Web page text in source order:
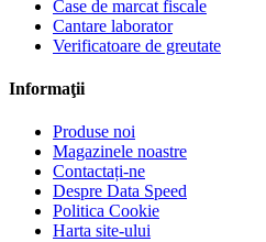
Case de marcat fiscale
Cantare laborator
Verificatoare de greutate
Informaţii
Produse noi
Magazinele noastre
Contactați-ne
Despre Data Speed
Politica Cookie
Harta site-ului